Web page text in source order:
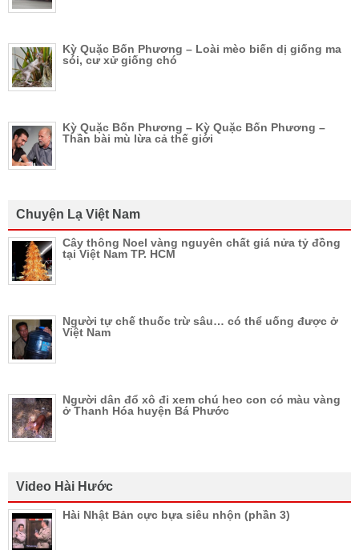
Kỳ Quặc Bốn Phương – Loài mèo biến dị giống ma
sói, cư xử giống chó
Kỳ Quặc Bốn Phương – Kỳ Quặc Bốn Phương –
Thần bài mù lừa cả thế giới
Chuyện Lạ Việt Nam
Cây thông Noel vàng nguyên chất giá nửa tỷ đồng
tại Việt Nam TP. HCM
Người tự chế thuốc trừ sâu… có thể uống được ở
Việt Nam
Người dân đổ xô đi xem chú heo con có màu vàng
ở Thanh Hóa huyện Bá Phước
Video Hài Hước
Hài Nhật Bản cực bựa siêu nhộn (phần 3)